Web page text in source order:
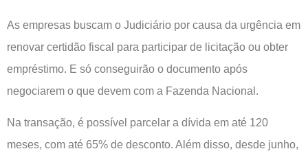
As empresas buscam o Judiciário por causa da urgência em
renovar certidão fiscal para participar de licitação ou obter
empréstimo. E só conseguirão o documento após
negociarem o que devem com a Fazenda Nacional.
Na transação, é possível parcelar a dívida em até 120
meses, com até 65% de desconto. Além disso, desde junho,